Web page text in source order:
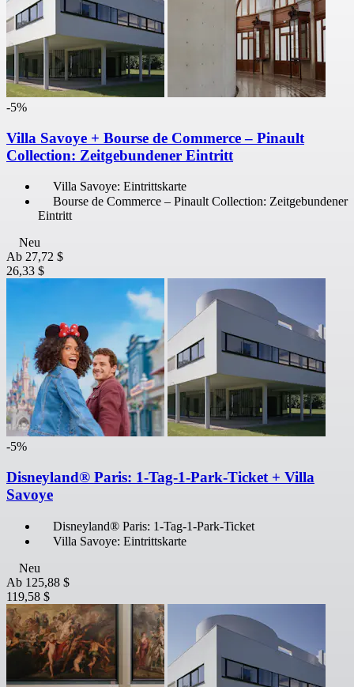
-5%
Villa Savoye + Bourse de Commerce – Pinault
Collection: Zeitgebundener Eintritt
Villa Savoye: Eintrittskarte
Bourse de Commerce – Pinault Collection: Zeitgebundener
Eintritt
Neu
Ab 27,72 $
26,33 $
-5%
Disneyland® Paris: 1-Tag-1-Park-Ticket + Villa
Savoye
Disneyland® Paris: 1-Tag-1-Park-Ticket
Villa Savoye: Eintrittskarte
Neu
Ab 125,88 $
119,58 $